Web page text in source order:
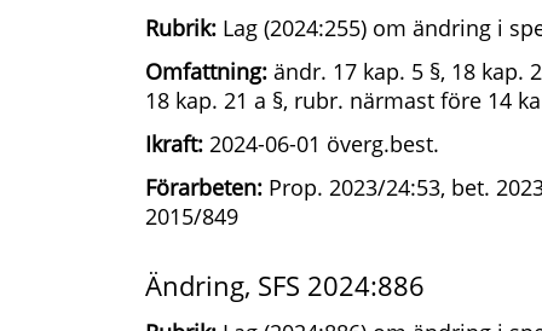
Rubrik: Lag (2024:255) om ändring i
Omfattning: ändr. 17 kap. 5 §, 18 kap.
18 kap. 21 a §, rubr. närmast före 14
Ikraft: 2024-06-01 överg.best.
Förarbeten: Prop. 2023/24:53, bet.
2015/849
Ändring, SFS 2024:886